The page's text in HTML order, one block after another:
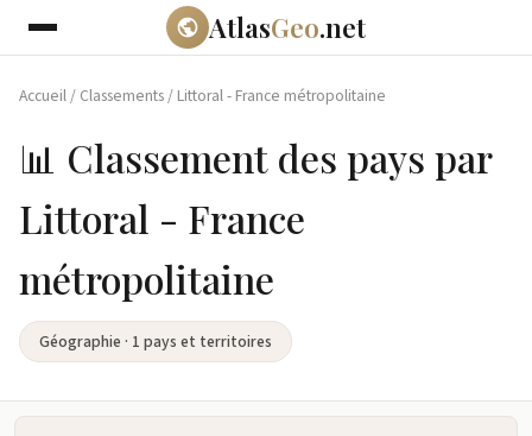
AtlasGeo.net
Accueil/ Classements/ Littoral - France métropolitaine
📊 Classement des pays par
Littoral - France
métropolitaine
Géographie · 1 pays et territoires